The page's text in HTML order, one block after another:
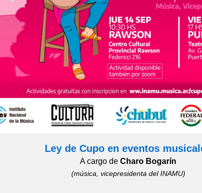
Ley de Cupo en eventos
A cargo de Charo Bogarín
(música, vicepresidenta del INAMU)